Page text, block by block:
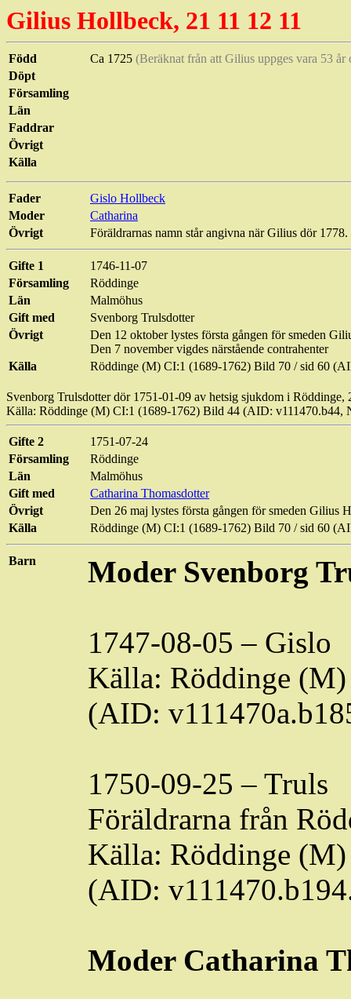
Gilius Hollbeck, 21 11 12 11
Född Ca 1725 (Beräknat från att Gilius uppges vara 53 år
Döpt
Församling
Län
Faddrar
Övrigt
Källa
Fader Gislo Hollbeck
Moder
Catharina
Övrigt
Föräldrarnas namn står angivna när Gilius dör 1778.
Gifte 1
1746-11-07
Församling
Röddinge
Län
Malmöhus
Gift med
Svenborg Trulsdotter
Övrigt
Den 12 oktober lystes första gången för smeden
Den 7 november vigdes närstående contrahenter
Källa
Röddinge (M) CI:1 (1689-1762) Bild 70 / sid 60
Svenborg Trulsdotter dör 1751-01-09 av hetsig sjukdom i Röddinge,
Källa: Röddinge (M) CI:1 (1689-1762) Bild 44 (AID:
Gifte 2
1751-07-24
Församling
Röddinge
Län
Malmöhus
Gift med
Catharina Thomasdotter
Övrigt
Den 26 maj lystes första gången för smeden Gilius
Källa
Röddinge (M) CI:1 (1689-1762) Bild 70 / sid 60
Barn Moder Svenborg
1747-08-05 – Gislo
Källa: Röddinge (M)
(AID:
1750-09-25 – Truls
Föräldrarna från
Källa: Röddinge (M)
(AID:
Moder Catharina